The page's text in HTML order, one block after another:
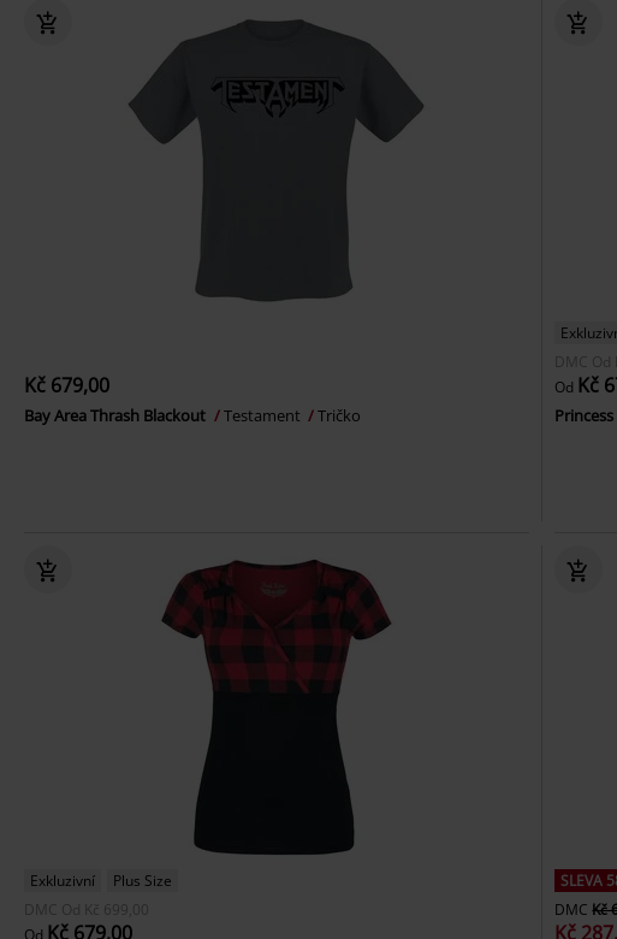
Kč 679,00
Bay Area Thrash Blackout Testament Tričko
DMC Od
Od Kč
Exkluzivní
Plus Size
DMC Od Kč 699,00
Od Kč 679,00
SLEVA
DMC Kč
Kč